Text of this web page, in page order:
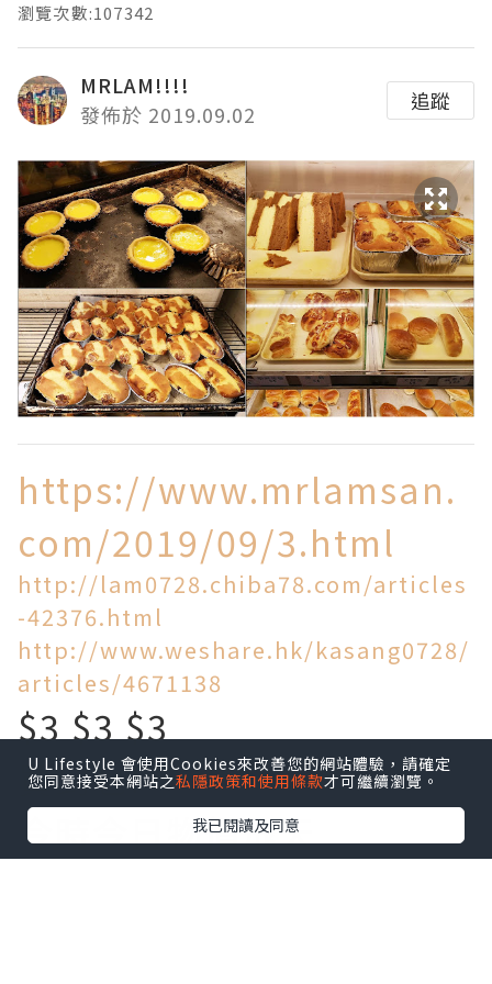
瀏覽次數:107342
MRLAM!!!!
發佈於 2019.09.02
追蹤
https://www.mrlamsan.
com/2019/09/3.html
http://lam0728.chiba78.com/articles
-42376.html
http://www.weshare.hk/kasang0728/
articles/4671138
$3 $3 $3
買到乜!
今時今日物價飛天
U Lifestyle 會使用Cookies來改善您的網站體驗，請確定
您同意接受本網站之私隱政策和使用條款才可繼續瀏覽。
我已閱讀及同意